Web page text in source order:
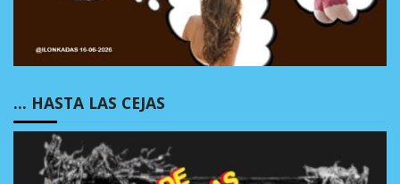
… HASTA LAS CEJAS